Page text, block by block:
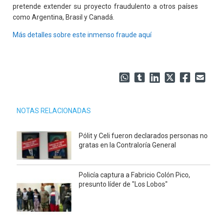
pretende extender su proyecto fraudulento a otros países
como Argentina, Brasil y Canadá.
Más detalles sobre este inmenso fraude aquí
NOTAS RELACIONADAS
Pólit y Celi fueron declarados personas no
gratas en la Contraloría General
Policía captura a Fabricio Colón Pico,
presunto líder de "Los Lobos"